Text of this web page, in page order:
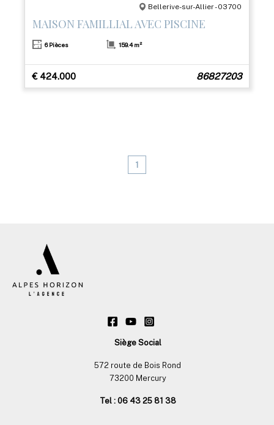
Bellerive-sur-Allier - 03700
MAISON FAMILLIAL AVEC PISCINE
6 Pièces 159.4 m²
€ 424.000 86827203
1
Siège Social
572 route de Bois Rond
73200 Mercury
Tel : 06 43 25 81 38